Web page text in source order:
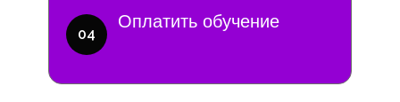
Оплатить обучение
04